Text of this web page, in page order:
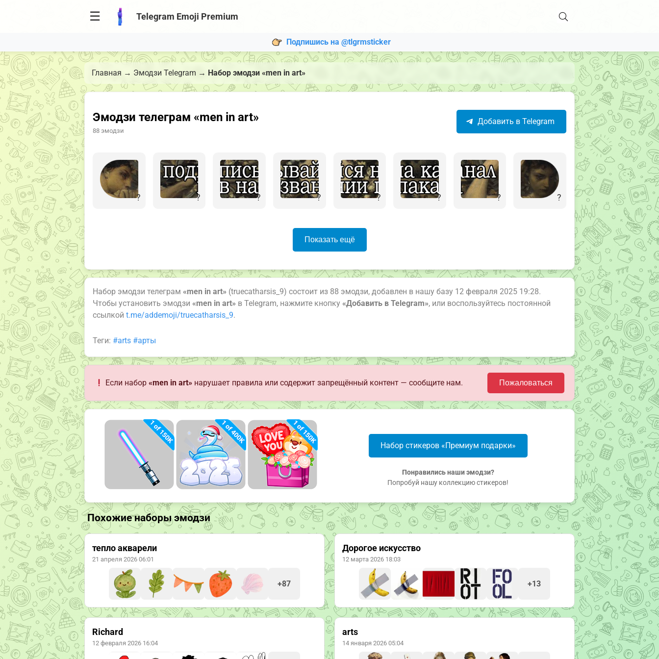
☰ Telegram Emoji Premium
Подпишись на @tlgrmsticker
Главная → Эмодзи Telegram → Набор эмодзи «men in art»
Эмодзи телеграм «men in art»
88 эмодзи
Добавить в Telegram
? ? ? ? ? ? ? ?
Показать ещё
Набор эмодзи телеграм «men in art» (truecatharsis_9) состоит из 88 эмодзи, добавлен в нашу базу 12 февраля 2025 19:28.
Чтобы установить эмодзи «men in art» в Telegram, нажмите кнопку «Добавить в Telegram», или воспользуйтесь постоянной
ссылкой t.me/addemoji/truecatharsis_9.
Теги: #arts #арты
Если набор«men in art» нарушает правила или содержит запрещённый контент — сообщите нам. Пожаловаться
Набор стикеров «Премиум подарки»
Понравились наши эмодзи?
Попробуй нашу коллекцию стикеров!
Похожие наборы эмодзи
тепло акварели
21 апреля 2026 06:01
+87
Дорогое искусство
12 марта 2026 18:03
+13
Richard
12 февраля 2026 16:04
arts
14 января 2026 05:04